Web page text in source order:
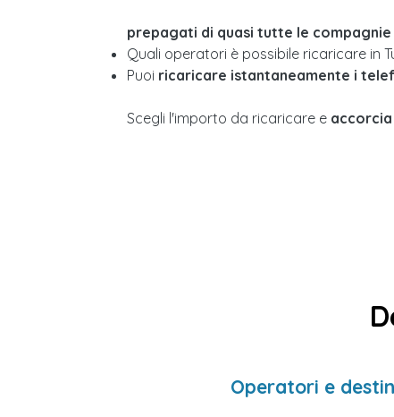
prepagati di quasi tutte le
Quali operatori è possibile ricaricare in
Puoi ricaricare istantaneamente i
Scegli l'importo da ricaricare e accorcia
Operatori e